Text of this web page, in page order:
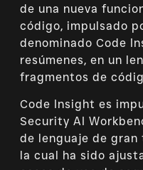
de una nueva
código, impulsado
denominado Code
resúmenes, en un
fragmentos de
Code Insight es
Security AI
de lenguaje de gran
la cual ha sido